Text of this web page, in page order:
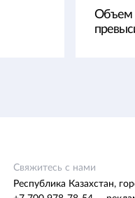
Объем
Свяжитесь с нами
Республика Казахстан,